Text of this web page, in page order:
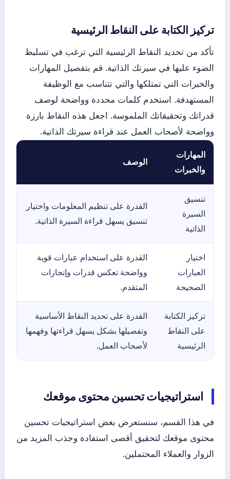
تركيز الكتابة على النقاط الرئيسية
تأكد من تحديد النقاط الرئيسية التي ترغب في تسليط
الضوء عليها في سيرتك الذاتية. قم بتفصيل المهارات
والخبرات التي تمتلكها والتي تتناسب مع الوظيفة
المستهدفة. استخدم كلمات محددة وواضحة لوصف
قدراتك وتحقيقاتك الملموسة. اجعل هذه النقاط بارزة
وواضحة لأصحاب العمل عند قراءة سيرتك الذاتية.
المهارات
والخبرات
الوصف
تنسيق
السيرة
الذاتية
القدرة على تنظيم المعلومات واختيار
تنسيق يسهل قراءة السيرة الذاتية.
اختيار
العبارات
الصحيحة
القدرة على استخدام عبارات قوية
وواضحة تعكس قدرات وإنجازات
المتقدم.
تركيز الكتابة
على النقاط
الرئيسية
القدرة على تحديد النقاط الأساسية
وتفصيلها بشكل يسهل قراءتها وفهمها
لأصحاب العمل.
استراتيجيات تحسين محتوى موقعك
في هذا القسم، سنستعرض بعض استراتيجيات تحسين
محتوى موقعك لتحقيق أقصى استفادة وجذب المزيد من
الزوار والعملاء المحتملين.